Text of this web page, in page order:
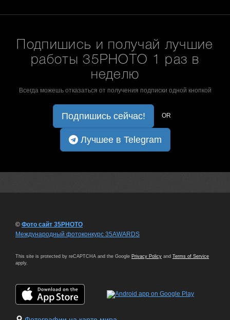
Подпишись и получай лучшие
работы 35PHOTO 1 раз в
неделю
Всегда можешь отказаться от получения подписки одной кнопкой
Подпишись сейчас! OR
Лучшее в Telegram
© Фото сайт 35PHOTO
Международный фотоконкурс 35AWARDS
This site is protected by reCAPTCHA and the Google Privacy Policy and Terms of Service
apply.